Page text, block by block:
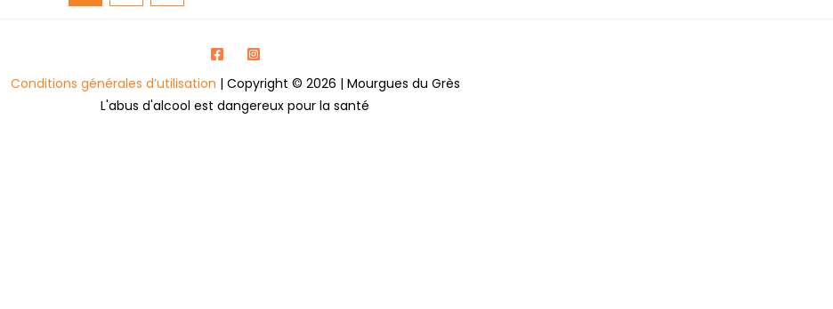
Conditions générales d’utilisation | Copyright © 2026 | Mourgues du Grès
L'abus d'alcool est dangereux pour la santé